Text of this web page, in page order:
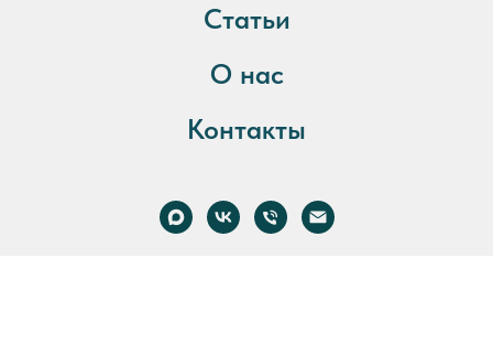
Статьи
О нас
Контакты